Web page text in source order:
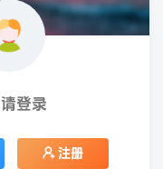
登录
注册